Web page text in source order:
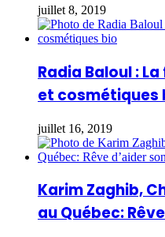
juillet 8, 2019
Radia Baloul :
et cosmétiques
juillet 16, 2019
Karim Zaghib,
au Québec: